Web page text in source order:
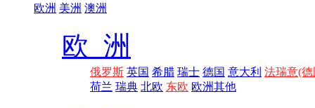
欧洲 美洲 澳洲
欧 洲
俄罗斯 英国 希腊 瑞士 德国 意大利 法瑞意(德
荷兰 瑞典 北欧 东欧 欧洲其他